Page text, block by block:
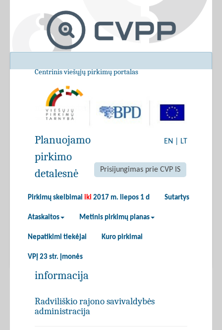
Centrinis viešųjų pirkimų portalas
EN LT
Prisijungimas prie CVP IS
Pirkimų skelbimai iki 2017 m. liepos 1 d Sutartys
Ataskaitos Metinis pirkimų planas
Nepatikimi tiekėjai Kuro pirkimai
VPĮ 23 str. įmonės
Planuojamo
pirkimo
detalesnė
informacija
Radviliškio rajono savivaldybės
administracija